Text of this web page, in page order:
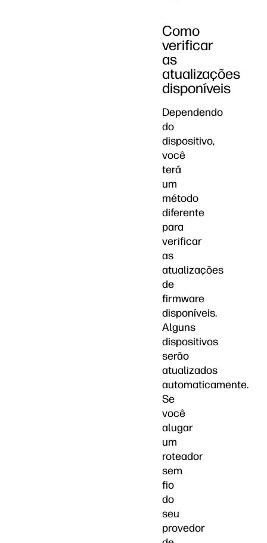
Como
verificar
as
atualizações
disponíveis
Dependendo
do
dispositivo,
você
terá
um
método
diferente
para
verificar
as
atualizações
de
firmware
disponíveis.
Alguns
dispositivos
serão
atualizados
automaticamente.
Se
você
alugar
um
roteador
sem
fio
do
seu
provedor